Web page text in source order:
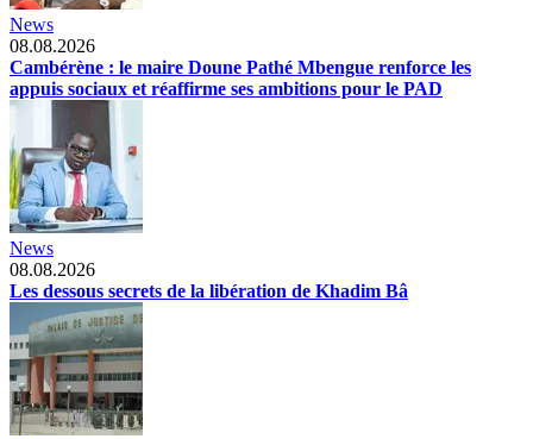
News
08.08.2026
Cambérène : le maire Doune Pathé Mbengue renforce les
appuis sociaux et réaffirme ses ambitions pour le PAD
News
08.08.2026
Les dessous secrets de la libération de Khadim Bâ